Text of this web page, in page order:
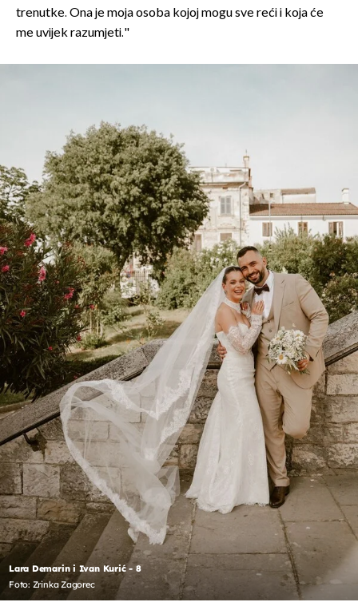
trenutke. Ona je moja osoba kojoj mogu sve reći i koja će
me uvijek razumjeti."
Lara Demarin i Ivan Kurić - 8
Foto: Zrinka Zagorec